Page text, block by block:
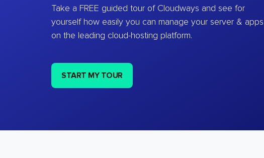
Take a FREE guided tour of Cloudways and see for
yourself how easily you can manage your server & apps
on the leading cloud-hosting platform.
START MY TOUR